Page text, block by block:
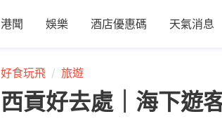
港聞 娛樂 酒店優惠碼 天氣消息
好食玩飛 旅遊
西貢好去處｜海下遊